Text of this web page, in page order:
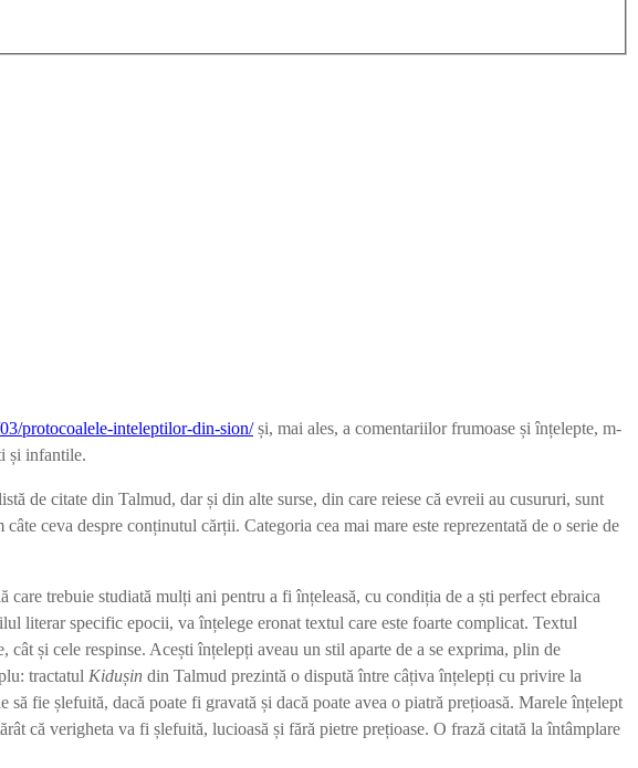
protocoalele-inteleptilor-din-sion/și, mai ales, a comentariilor frumoase și înțelepte, m-
și infantile.
de citate din Talmud, dar și din alte surse, din care reiese că evreii au cusururi, sunt
ceva despre conținutul cărții. Categoria cea mai mare este reprezentată de o serie de
trebuie studiată mulți ani pentru a fi înțeleasă, cu condiția de a ști perfect ebraica
literar specific epocii, va înțelege eronat textul care este foarte complicat. Textul
și cele respinse. Acești înțelepți aveau un stil aparte de a se exprima, plin de
tractatul Kidușin din Talmud prezintă o dispută între câțiva înțelepți cu privire la
fie șlefuită, dacă poate fi gravată și dacă poate avea o piatră prețioasă. Marele înțelept
că verigheta va fi șlefuită, lucioasă și fără pietre prețioase. O frază citată la întâmplare